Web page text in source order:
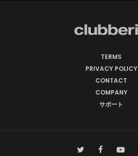
TERMS
PRIVACY POLICY
CONTACT
COMPANY
サポート